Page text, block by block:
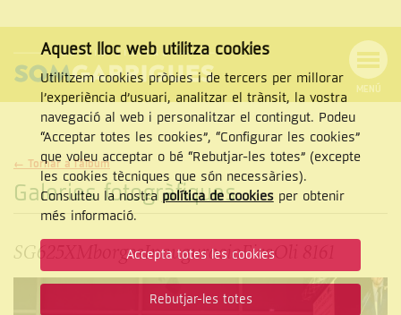
NAVEGACIÓ
MENÚ
Cercar
CERCAR
← Tornar a l'àlbum
Galeries fotogràfiques
SG625XMborgesInauguracioFiraOli 8161
Aquest lloc web utilitza cookies
Utilitzem cookies pròpies i de tercers per millorar
l’experiència d’usuari, analitzar el trànsit, la vostra
navegació al web i personalitzar el contingut. Podeu
“Acceptar totes les cookies”, “Configurar les cookies”
que voleu acceptar o bé “Rebutjar-les totes” (excepte
les cookies tècniques que són necessàries).
Consulteu la nostrapolítica de cookiesper obtenir
més informació.
Accepta totes les cookies
Rebutjar-les totes